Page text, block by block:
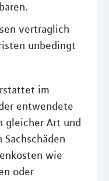
vertraglich
unbedingt
im
entwendete
gleicher Art und
wie
oder